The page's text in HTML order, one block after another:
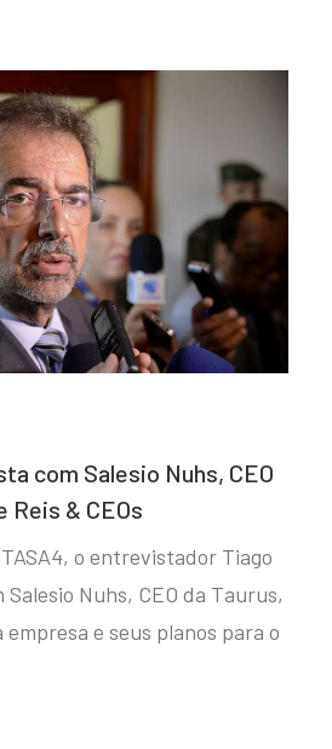
com Salesio Nuhs, CEO
Reis & CEOs
o entrevistador Tiago
Salesio Nuhs, CEO da Taurus,
e seus planos para o